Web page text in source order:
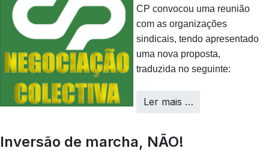
CP convocou uma reunião
com as organizações
sindicais, tendo apresentado
uma nova proposta,
traduzida no seguinte:
Ler mais …
Inversão de marcha, NÃO!